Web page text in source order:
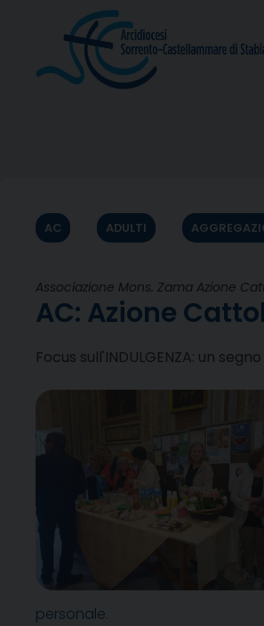
AC ADULTI
Associazione Mons. Zama Azione
AC: Azione
Focus sull'INDULGENZA: un
personale.